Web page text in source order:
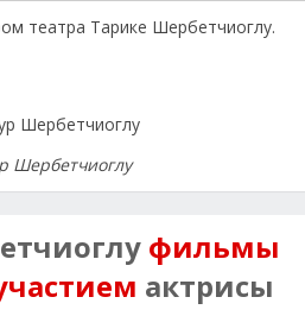
театра Тарике Шербетчиоглу.
Шербетчиоглу
фильмы
актрисы